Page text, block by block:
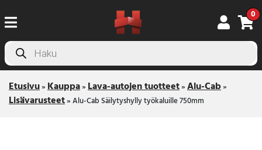
0
Products
search
Etusivu»Kauppa»Lava-autojen tuotteet»Alu-Cab»
Lisävarusteet»Alu-Cab Säilytyshylly työkaluille 750mm